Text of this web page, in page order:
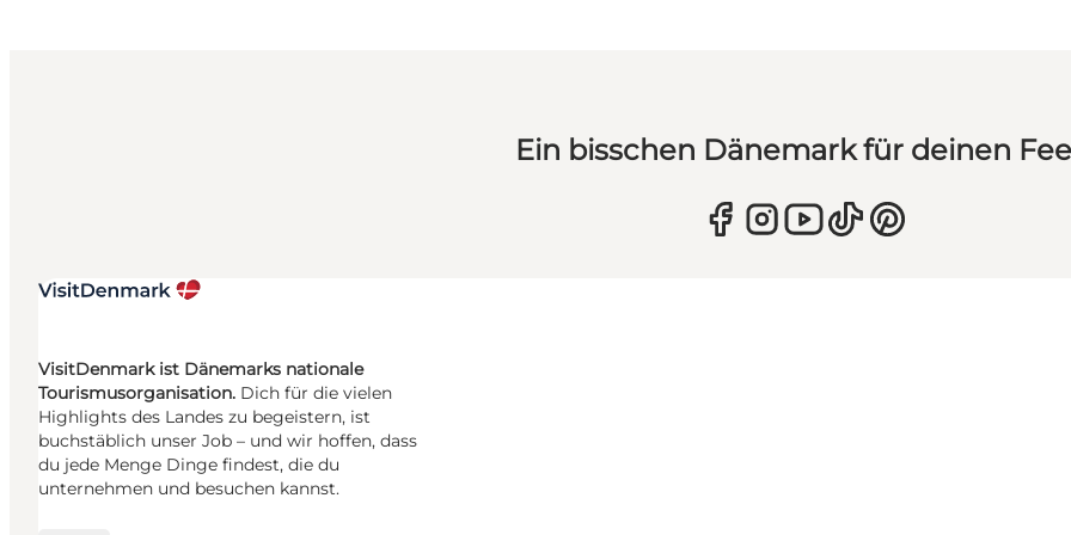
Ein bisschen Dänemark für deinen
VisitDenmark ist Dänemarks nationale
Tourismusorganisation. Dich für die vielen
Highlights des Landes zu begeistern, ist
buchstäblich unser Job – und wir hoffen, dass
du jede Menge Dinge findest, die du
unternehmen und besuchen kannst.